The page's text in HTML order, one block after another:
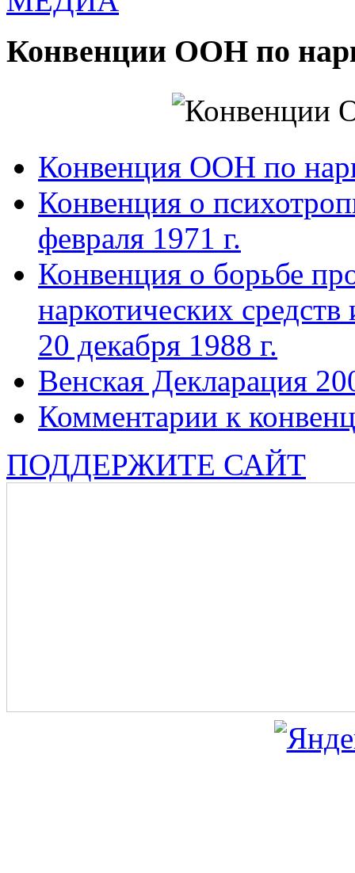
Конвенции ООН по
Конвенция ООН по
Конвенция о
февраля 1971 г.
Конвенция о борьбе
наркотических
20 декабря 1988 г.
Венская Декларация
Комментарии к
ПОДДЕРЖИТЕ САЙТ